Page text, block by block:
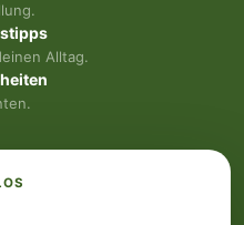
Alltag.